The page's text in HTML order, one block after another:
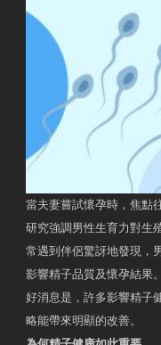
當夫妻嘗試懷孕時，焦點
研究強調男性生育力對生
常遇到伴侶驚訝地發現，
影響精子品質及懷孕結果。
好消息是，許多影響精子
略能帶來明顯的改善。